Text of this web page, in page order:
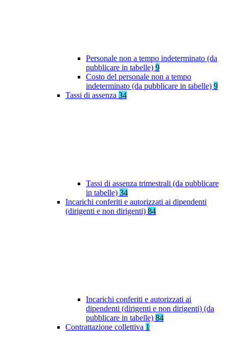
Personale non a tempo indeterminato (da
pubblicare in tabelle) 9
Costo del personale non a tempo
indeterminato (da pubblicare in tabelle) 9
Tassi di assenza 34
Tassi di assenza trimestrali (da pubblicare
in tabelle) 34
Incarichi conferiti e autorizzati ai dipendenti
(dirigenti e non dirigenti) 84
Incarichi conferiti e autorizzati ai
dipendenti (dirigenti e non dirigenti) (da
pubblicare in tabelle) 84
Contrattazione collettiva 1